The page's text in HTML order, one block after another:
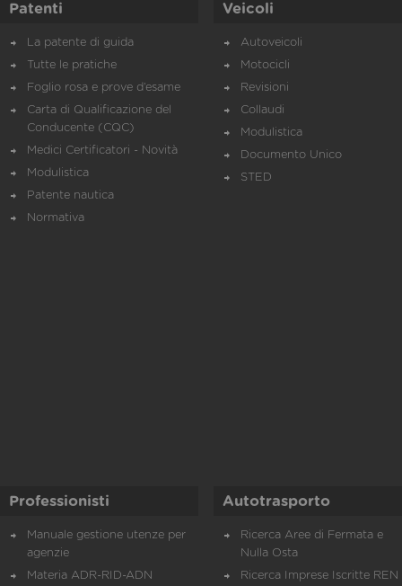
Patenti
La patente di guida
Tutte le pratiche
Foglio rosa e prove d’esame
Carta di Qualificazione del
Conducente (CQC)
Medici Certificatori - Novità
Modulistica
Patente nautica
Normativa
Veicoli
Autoveicoli
Motocicli
Revisioni
Collaudi
Modulistica
Documento Unico
STED
Professionisti
Manuale gestione utenze per
agenzie
Materia ADR-RID-ADN
Autotrasporto
Ricerca Aree di Fermata e
Nulla Osta
Ricerca Imprese Iscritte REN